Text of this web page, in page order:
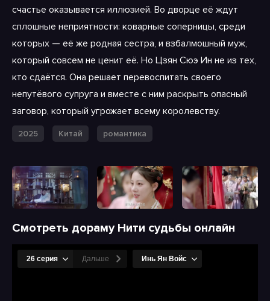
счастье оказывается иллюзией. Во дворце её ждут
сплошные неприятности: коварные соперницы, среди
которых — её же родная сестра, и взбалмошный муж,
который совсем не ценит её. Но Цзян Сюэ Ин не из тех,
кто сдаётся. Она решает перевоспитать своего
непутёвого супруга и вместе с ним раскрыть опасный
заговор, который угрожает всему королевству.
2025 Китай романтика
Смотреть дораму Нити судьбы онлайн